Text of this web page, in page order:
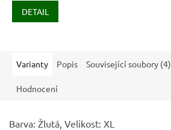
DETAIL
Varianty Popis Související soubory (4)
Hodnocení
Barva: Žlutá, Velikost: XL